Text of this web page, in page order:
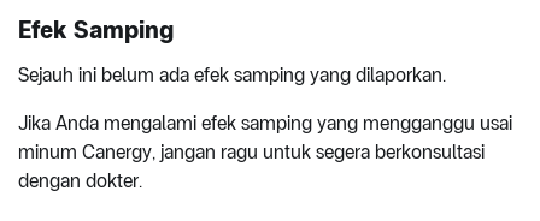
Efek Samping
Sejauh ini belum ada efek samping yang dilaporkan.
Jika Anda mengalami efek samping yang mengganggu usai
minum Canergy, jangan ragu untuk segera berkonsultasi
dengan dokter.